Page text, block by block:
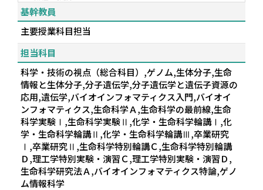
基幹教員
主要授業科目担当
担当科目
科学・技術の視点（総合科目）,ゲノム,生体分子,生命
情報と生体分子,分子遺伝学,分子遺伝学と遺伝子資源の
応用,遺伝学,バイオインフォマティクス入門,バイオイ
ンフォマティクス,生命科学Ａ,生命科学の最前線,生命
科学実験Ⅰ,生命科学実験Ⅱ,化学・生命科学輪講Ⅰ,化
学・生命科学輪講Ⅱ,化学・生命科学輪講Ⅲ,卒業研究
Ⅰ,卒業研究Ⅱ,生命科学特別輪講Ｃ,生命科学特別輪講
Ｄ,理工学特別実験・演習Ｃ,理工学特別実験・演習Ｄ,
生命科学研究法Ａ,バイオインフォマティクス特論,ゲノ
ム情報科学